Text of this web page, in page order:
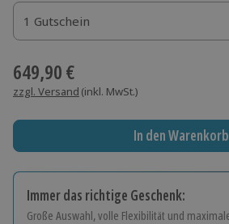
1 Gutschein
1 Gutschein
1 Gutschein
649,90 €
zzgl. Versand (inkl. MwSt.)
In den Warenkorb
Immer das richtige Geschenk:
Große Auswahl, volle Flexibilität und